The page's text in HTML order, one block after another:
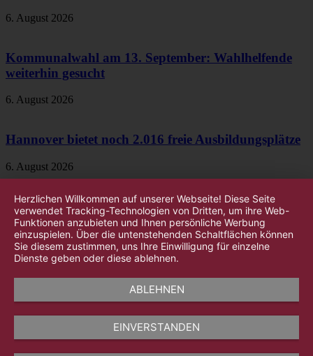
6. August 2026
Kommunalwahl am 13. September: Wahlhelfende
weiterhin gesucht
6. August 2026
Hannover bietet noch 2.016 freie Ausbildungsplätze
6. August 2026
Herzlichen Willkommen auf unserer Webseite! Diese Seite
verwendet Tracking-Technologien von Dritten, um ihre Web-
Funktionen anzubieten und Ihnen persönliche Werbung
einzuspielen. Über die untenstehenden Schaltflächen können
Sie diesem zustimmen, uns Ihre Einwilligung für einzelne
Dienste geben oder diese ablehnen.
ABLEHNEN
EINVERSTANDEN